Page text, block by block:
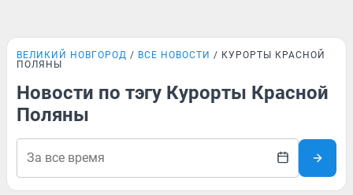
ВЕЛИКИЙ НОВГОРОД ВСЕ НОВОСТИ
КУРОРТЫ КРАСНОЙ
ПОЛЯНЫ
Новости по тэгу Курорты Красной
Поляны